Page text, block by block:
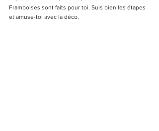
Framboises sont faits pour toi. Suis bien les étapes
et amuse-toi avec la déco.